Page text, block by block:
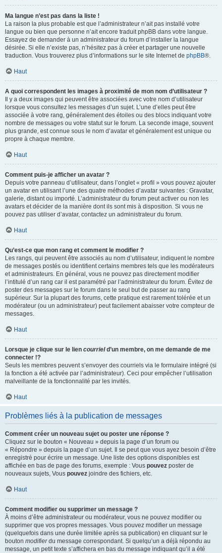
Ma langue n’est pas dans la liste !
La raison la plus probable est que l’administrateur n’ait pas installé votre
langue ou bien que personne n’ait encore traduit phpBB dans votre langue.
Essayez de demander à un administrateur du forum d’installer la langue
désirée. Si elle n’existe pas, n’hésitez pas à créer et partager une nouvelle
traduction. Vous trouverez plus d’informations sur le site Internet de phpBB®.
Haut
A quoi correspondent les images à proximité de mon nom d’utilisateur ?
Il y a deux images qui peuvent être associées avec votre nom d’utilisateur
lorsque vous consultez les messages d’un sujet. L’une d’elles peut être
associée à votre rang, généralement des étoiles ou des blocs indiquant votre
nombre de messages ou votre statut sur le forum. La seconde image, souvent
plus grande, est connue sous le nom d’avatar et généralement est unique ou
propre à chaque membre.
Haut
Comment puis-je afficher un avatar ?
Depuis votre panneau d’utilisateur, dans l’onglet « profil » vous pouvez ajouter
un avatar en utilisant l’une des quatre méthodes d’avatar suivantes : Gravatar,
galerie, distant ou importé. L’administrateur du forum peut activer ou non les
avatars et décider de la manière dont ils sont mis à disposition. Si vous ne
pouvez pas utiliser d’avatar, contactez un administrateur du forum.
Haut
Qu’est-ce que mon rang et comment le modifier ?
Les rangs, qui peuvent être associés au nom d’utilisateur, indiquent le nombre
de messages postés ou identifient certains membres tels que les modérateurs
et administrateurs. En général, vous ne pouvez pas directement modifier
l’intitulé d’un rang car il est paramétré par l’administrateur du forum. Évitez de
poster des messages sur le forum dans le seul but de passer au rang
supérieur. Sur la plupart des forums, cette pratique est rarement tolérée et un
modérateur (ou un administrateur) peut facilement abaisser votre compteur de
messages.
Haut
Lorsque je clique sur le lien courrield’un membre, on me demande de me
connecter !?
Seuls les membres peuvent s’envoyer des courriels via le formulaire intégré (si
la fonction a été activée par l’administrateur). Ceci pour empêcher l’utilisation
malveillante de la fonctionnalité par les invités.
Haut
Problèmes liés à la publication de messages
Comment créer un nouveau sujet ou poster une réponse ?
Cliquez sur le bouton « Nouveau » depuis la page d’un forum ou
« Répondre » depuis la page d’un sujet. Il se peut que vous ayez besoin d’être
enregistré pour écrire un message. Une liste des options disponibles est
affichée en bas de page des forums, exemple : Vous pouvez poster de
nouveaux sujets, Vous pouvez joindre des fichiers, etc.
Haut
Comment modifier ou supprimer un message ?
À moins d’être administrateur ou modérateur, vous ne pouvez modifier ou
supprimer que vos propres messages. Vous pouvez modifier un message
(quelquefois dans une durée limitée après sa publication) en cliquant sur le
bouton modifierdu message correspondant. Si quelqu’un a déjà répondu au
message, un petit texte s’affichera en bas du message indiquant qu’il a été